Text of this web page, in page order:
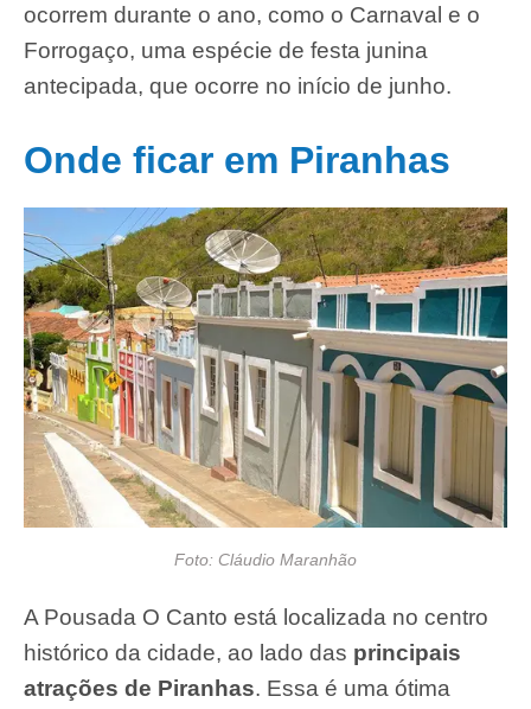
ocorrem durante o ano, como o Carnaval e o
Forrogaço, uma espécie de festa junina
antecipada, que ocorre no início de junho.
Onde ficar em Piranhas
Foto: Cláudio Maranhão
A Pousada O Canto está localizada no centro
histórico da cidade, ao lado das principais
atrações de Piranhas. Essa é uma ótima